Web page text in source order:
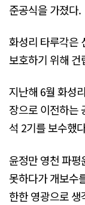
준공식을 가졌다.
화성리 타루각은
보호하기 위해
지난해 6월 화성
장으로 이전하는
석 2기를 보수했
윤정만 영천 파
못하다가 개보수
한한 영광으로